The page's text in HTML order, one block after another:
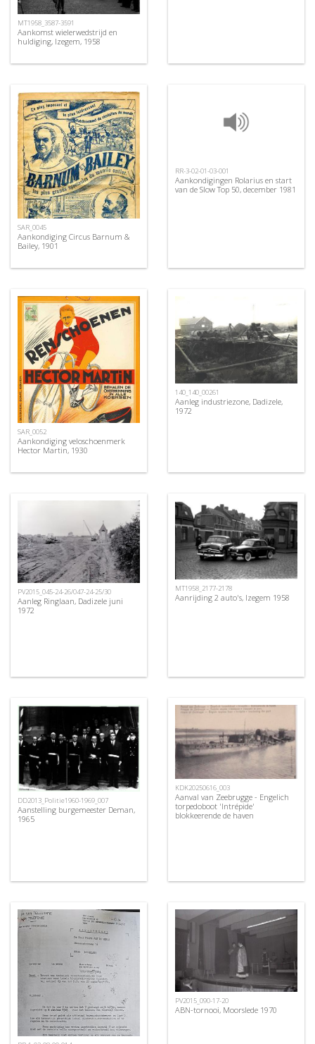
MT1958_3587-3591
Aankomst wielerwedstrijd en
huldiging, Izegem, 1958
SAR_0045
Aankondiging Circus Barnum &
Bailey, 1901
RR-3-02-01-03-001
Aankondigingen Rolarius en start
van de Slow Top 50, december 1981
SAR_0052
Aankondiging veloschoenmerk
Hector Martin, 1930
140_140_00261
Aanleg industriezone, Dadizele,
1972
PV2015_045-24-26/047-24-25/30
Aanleg Ringlaan, Dadizele juni
1972
MT1958_2177-2178
Aanrijding 2 auto's, Izegem 1958
DD2013_Politie1960-1969_007
Aanstelling burgemeester Deman,
1965
KDK20250616_003
Aanval van Zeebrugge - Engelich
torpedoboot 'Intrépide'
blokkeerende de haven
PV2015_090-17-20
ABN-tornooi, Moorslede 1970